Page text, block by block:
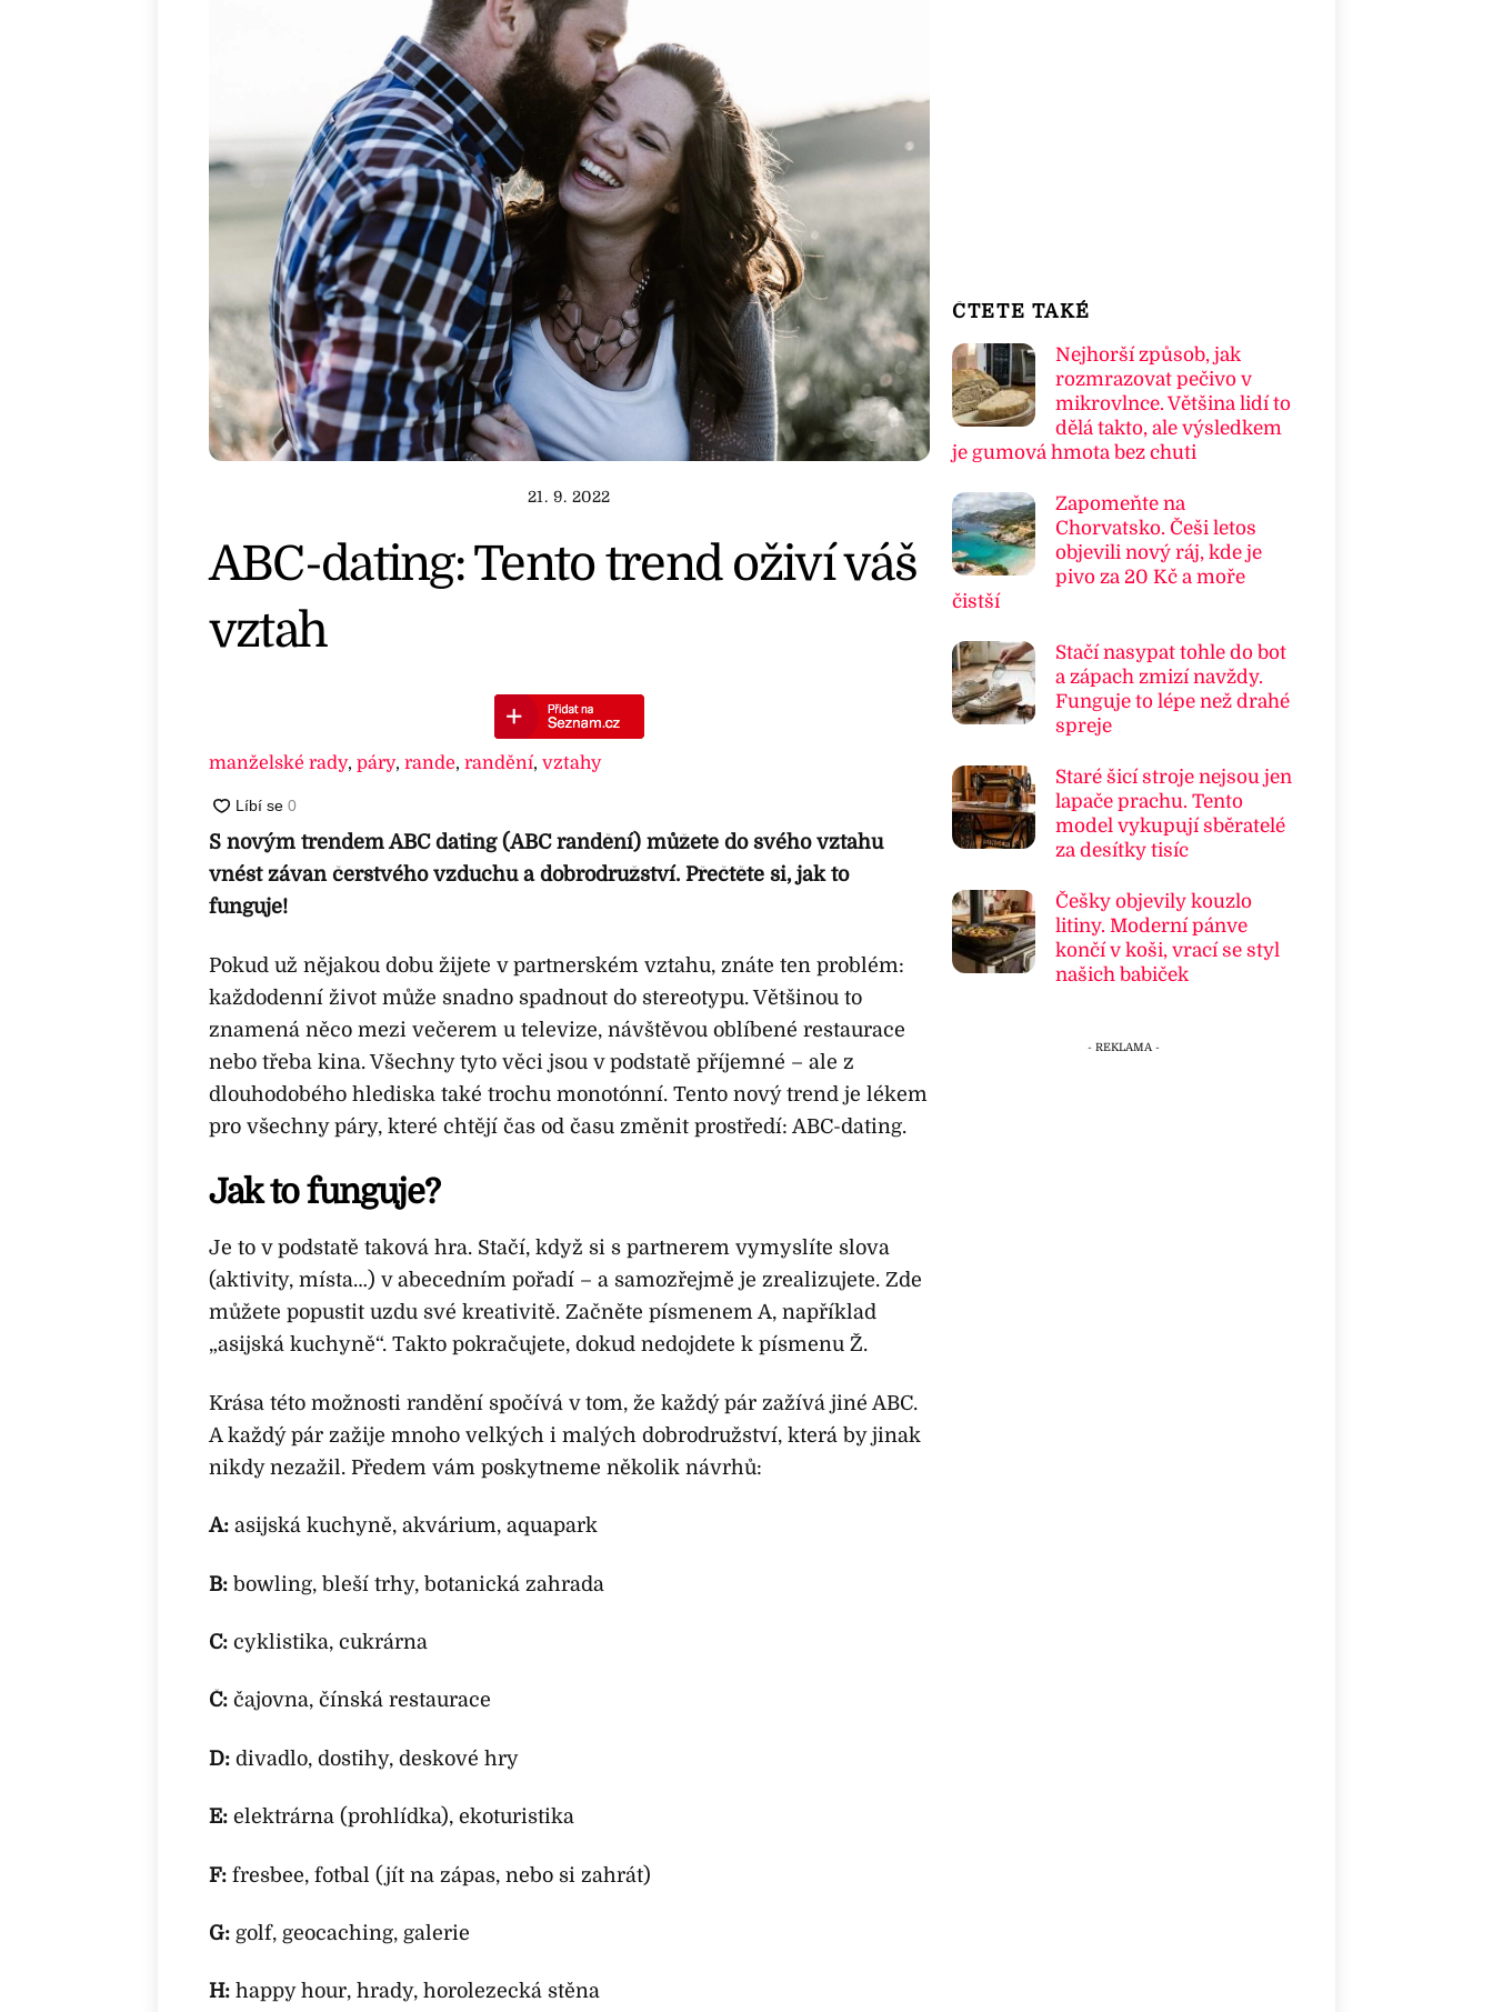
21. 9. 2022
ABC-dating: Tento trend oživí váš
vztah
manželské rady, páry, rande, randění, vztahy
S novým trendem ABC dating (ABC randění) můžete do svého vztahu
vnést závan čerstvého vzduchu a dobrodružství. Přečtěte si, jak to
funguje!
Pokud už nějakou dobu žijete v partnerském vztahu, znáte ten problém:
každodenní život může snadno spadnout do stereotypu. Většinou to
znamená něco mezi večerem u televize, návštěvou oblíbené restaurace
nebo třeba kina. Všechny tyto věci jsou v podstatě příjemné – ale z
dlouhodobého hlediska také trochu monotónní. Tento nový trend je lékem
pro všechny páry, které chtějí čas od času změnit prostředí: ABC-dating.
Jak to funguje?
Je to v podstatě taková hra. Stačí, když si s partnerem vymyslíte slova
(aktivity, místa…) v abecedním pořadí – a samozřejmě je zrealizujete. Zde
můžete popustit uzdu své kreativitě. Začněte písmenem A, například
„asijská kuchyně“. Takto pokračujete, dokud nedojdete k písmenu Ž.
Krása této možnosti randění spočívá v tom, že každý pár zažívá jiné ABC.
A každý pár zažije mnoho velkých i malých dobrodružství, která by jinak
nikdy nezažil. Předem vám poskytneme několik návrhů:
A:asijská kuchyně, akvárium, aquapark
B:bowling, bleší trhy, botanická zahrada
C:cyklistika, cukrárna
Č: čajovna, čínská restaurace
D:divadlo, dostihy, deskové hry
E:elektrárna (prohlídka), ekoturistika
F:fresbee, fotbal (jít na zápas, nebo si zahrát)
G: golf, geocaching, galerie
H: happy hour, hrady, horolezecká stěna
ČTETE TAKÉ
Nejhorší způsob, jak
rozmrazovat pečivo v
mikrovlnce. Většina lidí to
dělá takto, ale výsledkem
je gumová hmota bez chuti
Zapomeňte na
Chorvatsko. Češi letos
objevili nový ráj, kde je
pivo za 20 Kč a moře
čistší
Stačí nasypat tohle do bot
a zápach zmizí navždy.
Funguje to lépe než drahé
spreje
Staré šicí stroje nejsou jen
lapače prachu. Tento
model vykupují sběratelé
za desítky tisíc
Češky objevily kouzlo
litiny. Moderní pánve
končí v koši, vrací se styl
našich babiček